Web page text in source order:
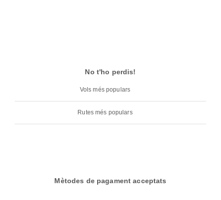
No t'ho perdis!
Vols més populars
Rutes més populars
Mètodes de pagament acceptats